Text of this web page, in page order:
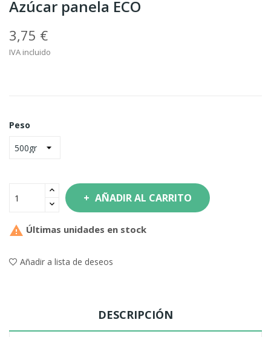
Azúcar panela ECO
3,75 €
IVA incluido
Peso
AÑADIR AL CARRITO
 Últimas unidades en stock
Añadir a lista de deseos
DESCRIPCIÓN